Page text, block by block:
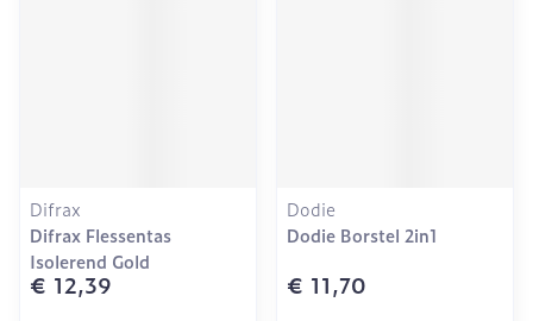
Difrax
Difrax Flessentas
Isolerend Gold
€ 12,39
Dodie
Dodie Borstel 2in1
€ 11,70